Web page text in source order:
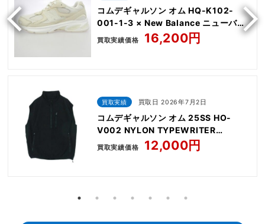
コムデギャルソン オム HQ-K102-
001-1-3 × New Balance ニューバラ
ンス ABZORB アブゾーブ 2010V スニ
買取実績価格 16,200円
買取実績 買取日 2026年7月2日
コムデギャルソン オム 25SS HO-
V002 NYLON TYPEWRITER
PULLOVER VEST
買取実績価格 12,000円